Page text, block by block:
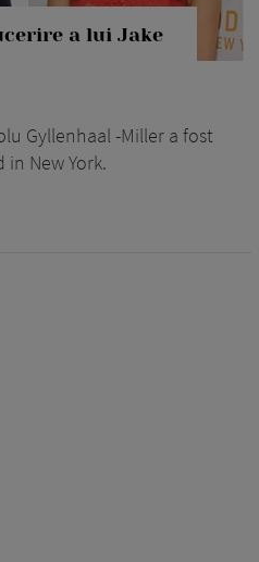
a lui Jake
Gyllenhaal -Miller a fost
New York.